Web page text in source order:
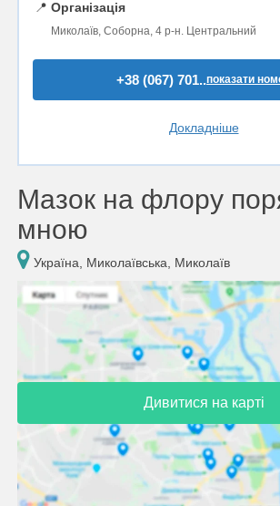
📍 Організація
Миколаїв, Соборна, 4 р-н. Центральний
+38 (067) 701..показати
Докладніше
Мазок на флору
мною
Україна, Миколаївська, Миколаїв
Дивитися на карті